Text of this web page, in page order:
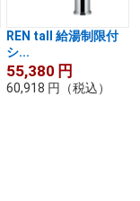
REN tall 給湯制限付
シ...
55,380 円
60,918 円 （税込）